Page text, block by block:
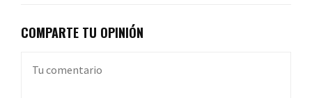
COMPARTE TU OPINIÓN